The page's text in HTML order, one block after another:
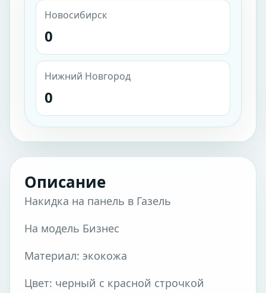
Новосибирск
0
Нижний Новгород
0
Описание
Накидка на панель в Газель
На модель Бизнес
Материал: экокожа
Цвет: черный с красной строчкой